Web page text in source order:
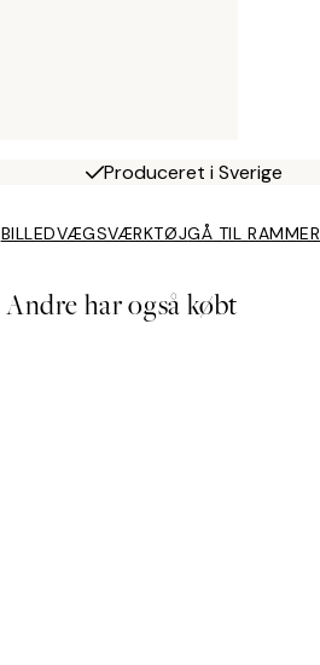
Produceret i Sverige
BILLEDVÆGSVÆRKTØJGÅ TIL RAMMER
Andre har også købt